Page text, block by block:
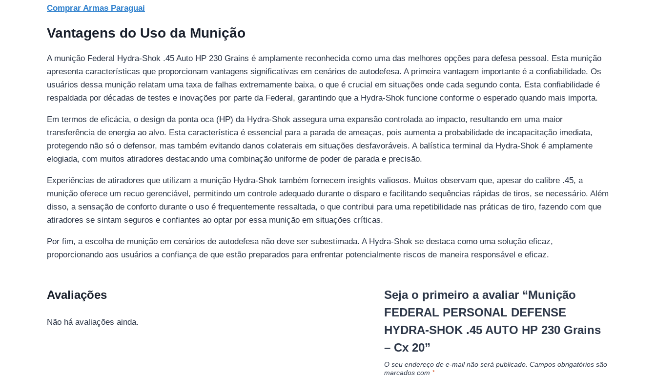
Comprar Armas Paraguai
Vantagens do Uso da Munição
A munição Federal Hydra-Shok .45 Auto HP 230 Grains é amplamente reconhecida como uma das melhores opções para defesa pessoal. Esta munição
apresenta características que proporcionam vantagens significativas em cenários de autodefesa. A primeira vantagem importante é a confiabilidade. Os
usuários dessa munição relatam uma taxa de falhas extremamente baixa, o que é crucial em situações onde cada segundo conta. Esta confiabilidade é
respaldada por décadas de testes e inovações por parte da Federal, garantindo que a Hydra-Shok funcione conforme o esperado quando mais importa.
Em termos de eficácia, o design da ponta oca (HP) da Hydra-Shok assegura uma expansão controlada ao impacto, resultando em uma maior
transferência de energia ao alvo. Esta característica é essencial para a parada de ameaças, pois aumenta a probabilidade de incapacitação imediata,
protegendo não só o defensor, mas também evitando danos colaterais em situações desfavoráveis. A balística terminal da Hydra-Shok é amplamente
elogiada, com muitos atiradores destacando uma combinação uniforme de poder de parada e precisão.
Experiências de atiradores que utilizam a munição Hydra-Shok também fornecem insights valiosos. Muitos observam que, apesar do calibre .45, a
munição oferece um recuo gerenciável, permitindo um controle adequado durante o disparo e facilitando sequências rápidas de tiros, se necessário. Além
disso, a sensação de conforto durante o uso é frequentemente ressaltada, o que contribui para uma repetibilidade nas práticas de tiro, fazendo com que
atiradores se sintam seguros e confiantes ao optar por essa munição em situações críticas.
Por fim, a escolha de munição em cenários de autodefesa não deve ser subestimada. A Hydra-Shok se destaca como uma solução eficaz,
proporcionando aos usuários a confiança de que estão preparados para enfrentar potencialmente riscos de maneira responsável e eficaz.
Avaliações
Não há avaliações ainda.
Seja o primeiro a avaliar “Munição
FEDERAL PERSONAL DEFENSE
HYDRA-SHOK .45 AUTO HP 230 Grains
– Cx 20”
O seu endereço de e-mail não será publicado. Campos obrigatórios são
marcados com *